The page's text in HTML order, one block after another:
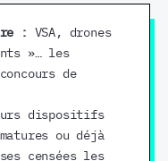
:
VSA, drones
»… les
de
dispositifs
ou déjà
censées les